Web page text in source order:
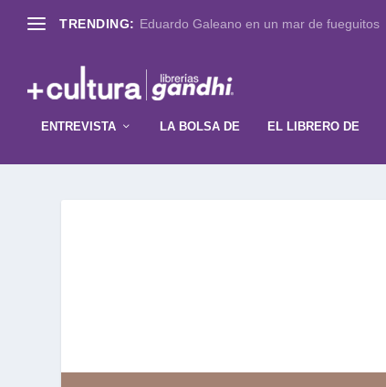
TRENDING: Eduardo Galeano en un mar de fueguitos
ENTREVISTA LA BOLSA DE EL LIBRERO DE